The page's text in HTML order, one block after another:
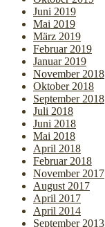
Juni 2019
Mai 2019
März 2019
Februar 2019
Januar 2019
November 2018
Oktober 2018
September 2018
Juli 2018
Juni 2018
Mai 2018
April 2018
Februar 2018
November 2017
August 2017
April 2017
April 2014
September 2013